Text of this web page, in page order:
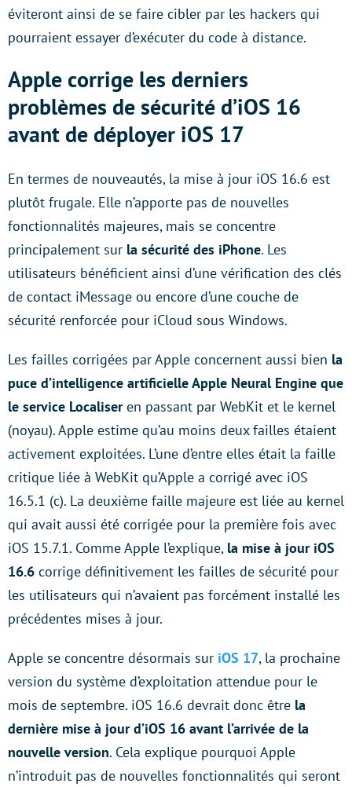
éviteront ainsi de se faire cibler par les hackers qui
pourraient essayer d’exécuter du code à distance.
Apple corrige les derniers
problèmes de sécurité d’iOS 16
avant de déployer iOS 17
En termes de nouveautés, la mise à jour iOS 16.6 est
plutôt frugale. Elle n’apporte pas de nouvelles
fonctionnalités majeures, mais se concentre
principalement sur la sécurité des iPhone. Les
utilisateurs bénéficient ainsi d’une vérification des clés
de contact iMessage ou encore d’une couche de
sécurité renforcée pour iCloud sous Windows.
Les failles corrigées par Apple concernent aussi bien la
puce d’intelligence artificielle Apple Neural Engine que
le service Localiseren passant par WebKit et le kernel
(noyau). Apple estime qu’au moins deux failles étaient
activement exploitées. L’une d’entre elles était la faille
critique liée à WebKit qu’Apple a corrigé avec iOS
16.5.1 (c). La deuxième faille majeure est liée au kernel
qui avait aussi été corrigée pour la première fois avec
iOS 15.7.1. Comme Apple l’explique, la mise à jour iOS
16.6 corrige définitivement les failles de sécurité pour
les utilisateurs qui n’avaient pas forcément installé les
précédentes mises à jour.
Apple se concentre désormais sur iOS 17, la prochaine
version du système d’exploitation attendue pour le
mois de septembre. iOS 16.6 devrait donc être la
dernière mise à jour d’iOS 16 avant l’arrivée de la
nouvelle version. Cela explique pourquoi Apple
n’introduit pas de nouvelles fonctionnalités qui seront